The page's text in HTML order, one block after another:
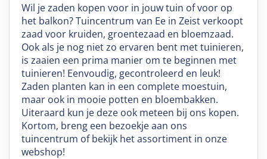
Wil je zaden kopen voor in jouw tuin of voor op
het balkon? Tuincentrum van Ee in Zeist verkoopt
zaad voor kruiden, groentezaad en bloemzaad.
Ook als je nog niet zo ervaren bent met tuinieren,
is zaaien een prima manier om te beginnen met
tuinieren! Eenvoudig, gecontroleerd en leuk!
Zaden planten kan in een complete moestuin,
maar ook in mooie potten en bloembakken.
Uiteraard kun je deze ook meteen bij ons kopen.
Kortom, breng een bezoekje aan ons
tuincentrum of bekijk het assortiment in onze
webshop!